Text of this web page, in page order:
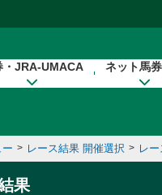
・JRA-UMACA ネット馬
> レース結果 開催選択 > レ
果